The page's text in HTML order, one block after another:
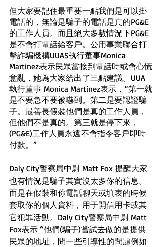
但大家要記住最重要一點我們是可以掛
電話的，無論是騙子的電話是真的PG&E
的工作人員。而且絕大多數情況下PG&E
是不會打電話給客戶。公用事業聯合打
擊詐騙機構UUAS執行董事Monica
Martinez表示民眾當接到電話時或會心慌
意亂，她為大家給出了三點建議。UUA
執行董事 Monica Martinez表示，“第一就
是不要急不要被嚇到。第二是要認證騙
子。最善長假裝他們是真的工作人員，
但他們不是真的。第三就是停下來，
(PG&E)工作人員永遠不會指令客戶即時
付款。”
Daly City警察局中尉 Matt Fox 提醒大家
也有情況是騙子其實沒太多你的信息。
而是在假裝和你電話聊天或填表的時候
套取你的個人資料，用于開信用卡或其
它犯罪活動。Daly City警察局中尉 Matt
Fox表示 “他們(騙子)嘗試去做的是提供
民眾的地址，問一些引導性的問題例如